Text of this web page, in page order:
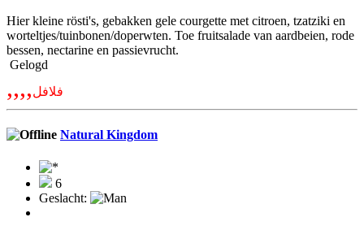
Hier kleine rösti's, gebakken gele courgette met citroen, tzatziki en
worteltjes/tuinbonen/doperwten. Toe fruitsalade van aardbeien, rode
bessen, nectarine en passievrucht.
Gelogd
,,,,فلافل
Natural Kingdom
6
Geslacht: